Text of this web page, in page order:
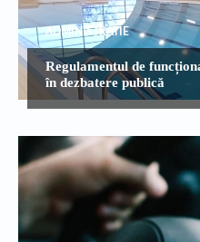
ADMINISTRATIE
Regulamentul de
în dezbatere publică